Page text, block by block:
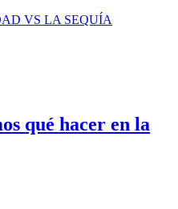
VS LA SEQUÍA